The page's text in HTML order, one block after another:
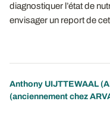
diagnostiquer l’état de
envisager un report de
Anthony UIJTTEWAAL
(anciennement chez